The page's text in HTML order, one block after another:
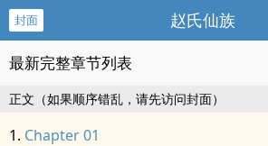
封面 赵氏仙族
最新完整章节列表
正文（如果顺序错乱，请先访问封面）
Chapter 01